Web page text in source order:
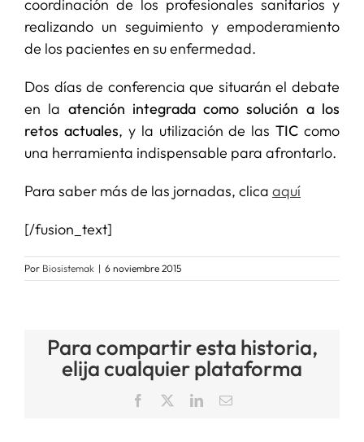
coordinación de los profesionales sanitarios y
realizando un seguimiento y empoderamiento
de los pacientes en su enfermedad.
Dos días de conferencia que situarán el debate
en la atención integrada como solución a los
retos actuales, y la utilización de lasTIC como
una herramienta indispensable para afrontarlo.
Para saber más de las jornadas, clica aquí
[/fusion_text]
Por Biosistemak | 6 noviembre 2015
Para compartir esta historia,
elija cualquier plataforma
Facebook LinkedInCorreo